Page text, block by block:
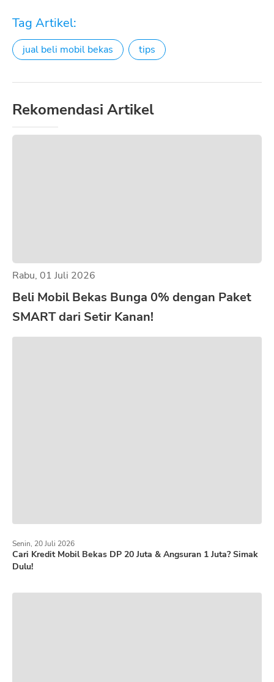
Tag Artikel:
jual beli mobil bekas tips
Rekomendasi Artikel
Rabu, 01 Juli 2026
Beli Mobil Bekas Bunga 0% dengan Paket
SMART dari Setir Kanan!
Cari Kredit Mobil Bekas DP 20 Juta & Angsuran 1 Juta? Simak
Dulu!
Senin, 20 Juli 2026